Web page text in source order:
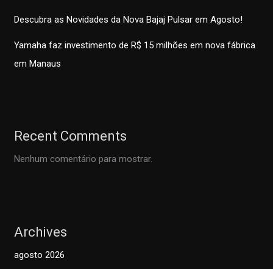
Descubra as Novidades da Nova Bajaj Pulsar em Agosto!
Yamaha faz investimento de R$ 15 milhões em nova fábrica
em Manaus
Recent Comments
Nenhum comentário para mostrar.
Archives
agosto 2026